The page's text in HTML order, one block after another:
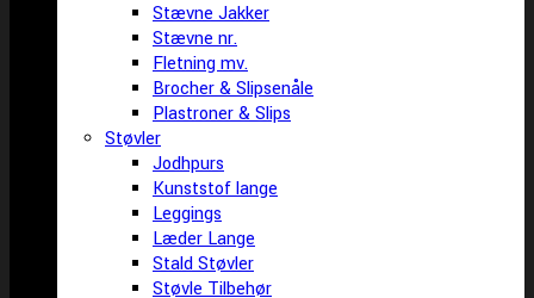
Stævne Jakker
Stævne nr.
Fletning mv.
Brocher & Slipsenåle
Plastroner & Slips
Støvler
Jodhpurs
Kunststof lange
Leggings
Læder Lange
Stald Støvler
Støvle Tilbehør